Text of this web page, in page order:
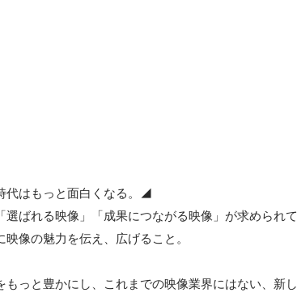
代はもっと面白くなる。◢
ばれる映像」「成果につながる映像」が求められ
像の魅力を伝え、広げること。
っと豊かにし、これまでの映像業界にはない、新